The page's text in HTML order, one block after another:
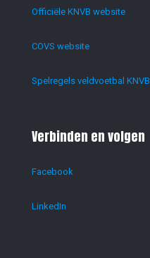
Officiële KNVB website
COVS website
Spelregels veldvoetbal KNVB
Verbinden en volgen
Facebook
LinkedIn